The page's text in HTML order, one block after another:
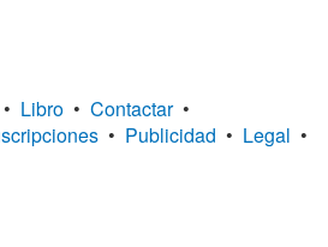
• Libro • Contactar •
• Publicidad • Legal •